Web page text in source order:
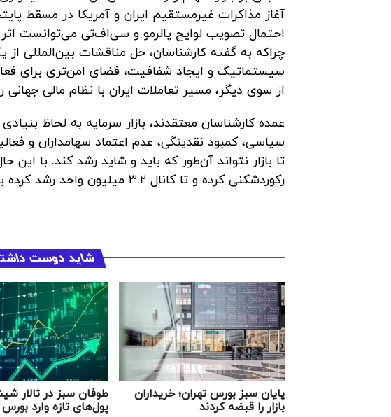
آغاز مذاکرات غیرمستقیم ایران و آمریکا در مسقط
احتمال تصویب لوایح پالرمو و سی‌اف‌تی می‌توانست اثر
چراکه به گفته کارشناسان، حل مناقشات بین‌المللی
سیستماتیک و ایجاد شفافیت، فضای امن‌تری برای
از سوی دیگر، مسیر تعاملات ایران با نظام مالی جهانی
عمده کارشناسان معتقدند، بازار سرمایه به لحاظ
سیاسی، کمبود نقدینگی، عدم اعتماد سهامداران و
تا بازار نتواند آن‌طور که باید و شاید رشد کند. با این
رکوردشکنی کرده و تا کانال ۳.۲ میلیون واحد رشد کرده بود.
شاید دوست
پایان سبز بورس تهران؛ خریداران
بازار را قبضه کردند
طوفان سبز در تالار
پول‌های تازه وارد